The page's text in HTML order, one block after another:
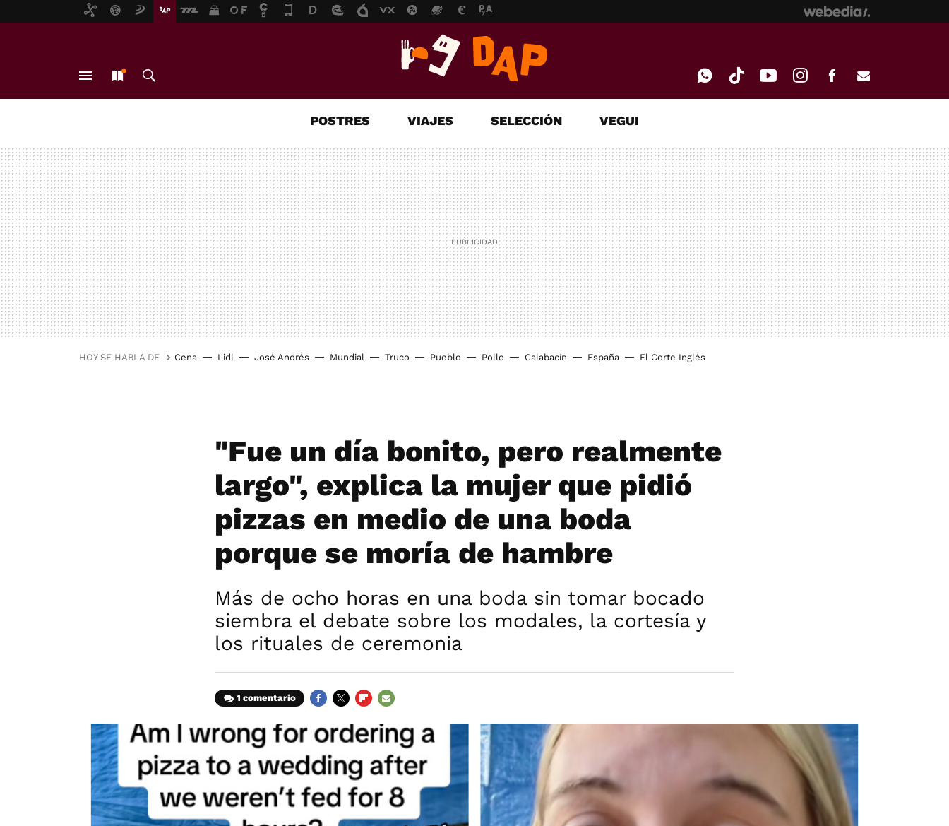
MAIL
POSTRES VIAJES SELECCIÓN VEGUI
HOY SE HABLA DE Cena Lidl José Andrés Mundial Truco Pueblo Pollo Calabacín España El Corte Inglés
"Fue un día bonito, pero realmente
largo", explica la mujer que pidió
pizzas en medio de una boda
porque se moría de hambre
Más de ocho horas en una boda sin tomar bocado
siembra el debate sobre los modales, la cortesía y
los rituales de ceremonia
1 comentario
MAIL